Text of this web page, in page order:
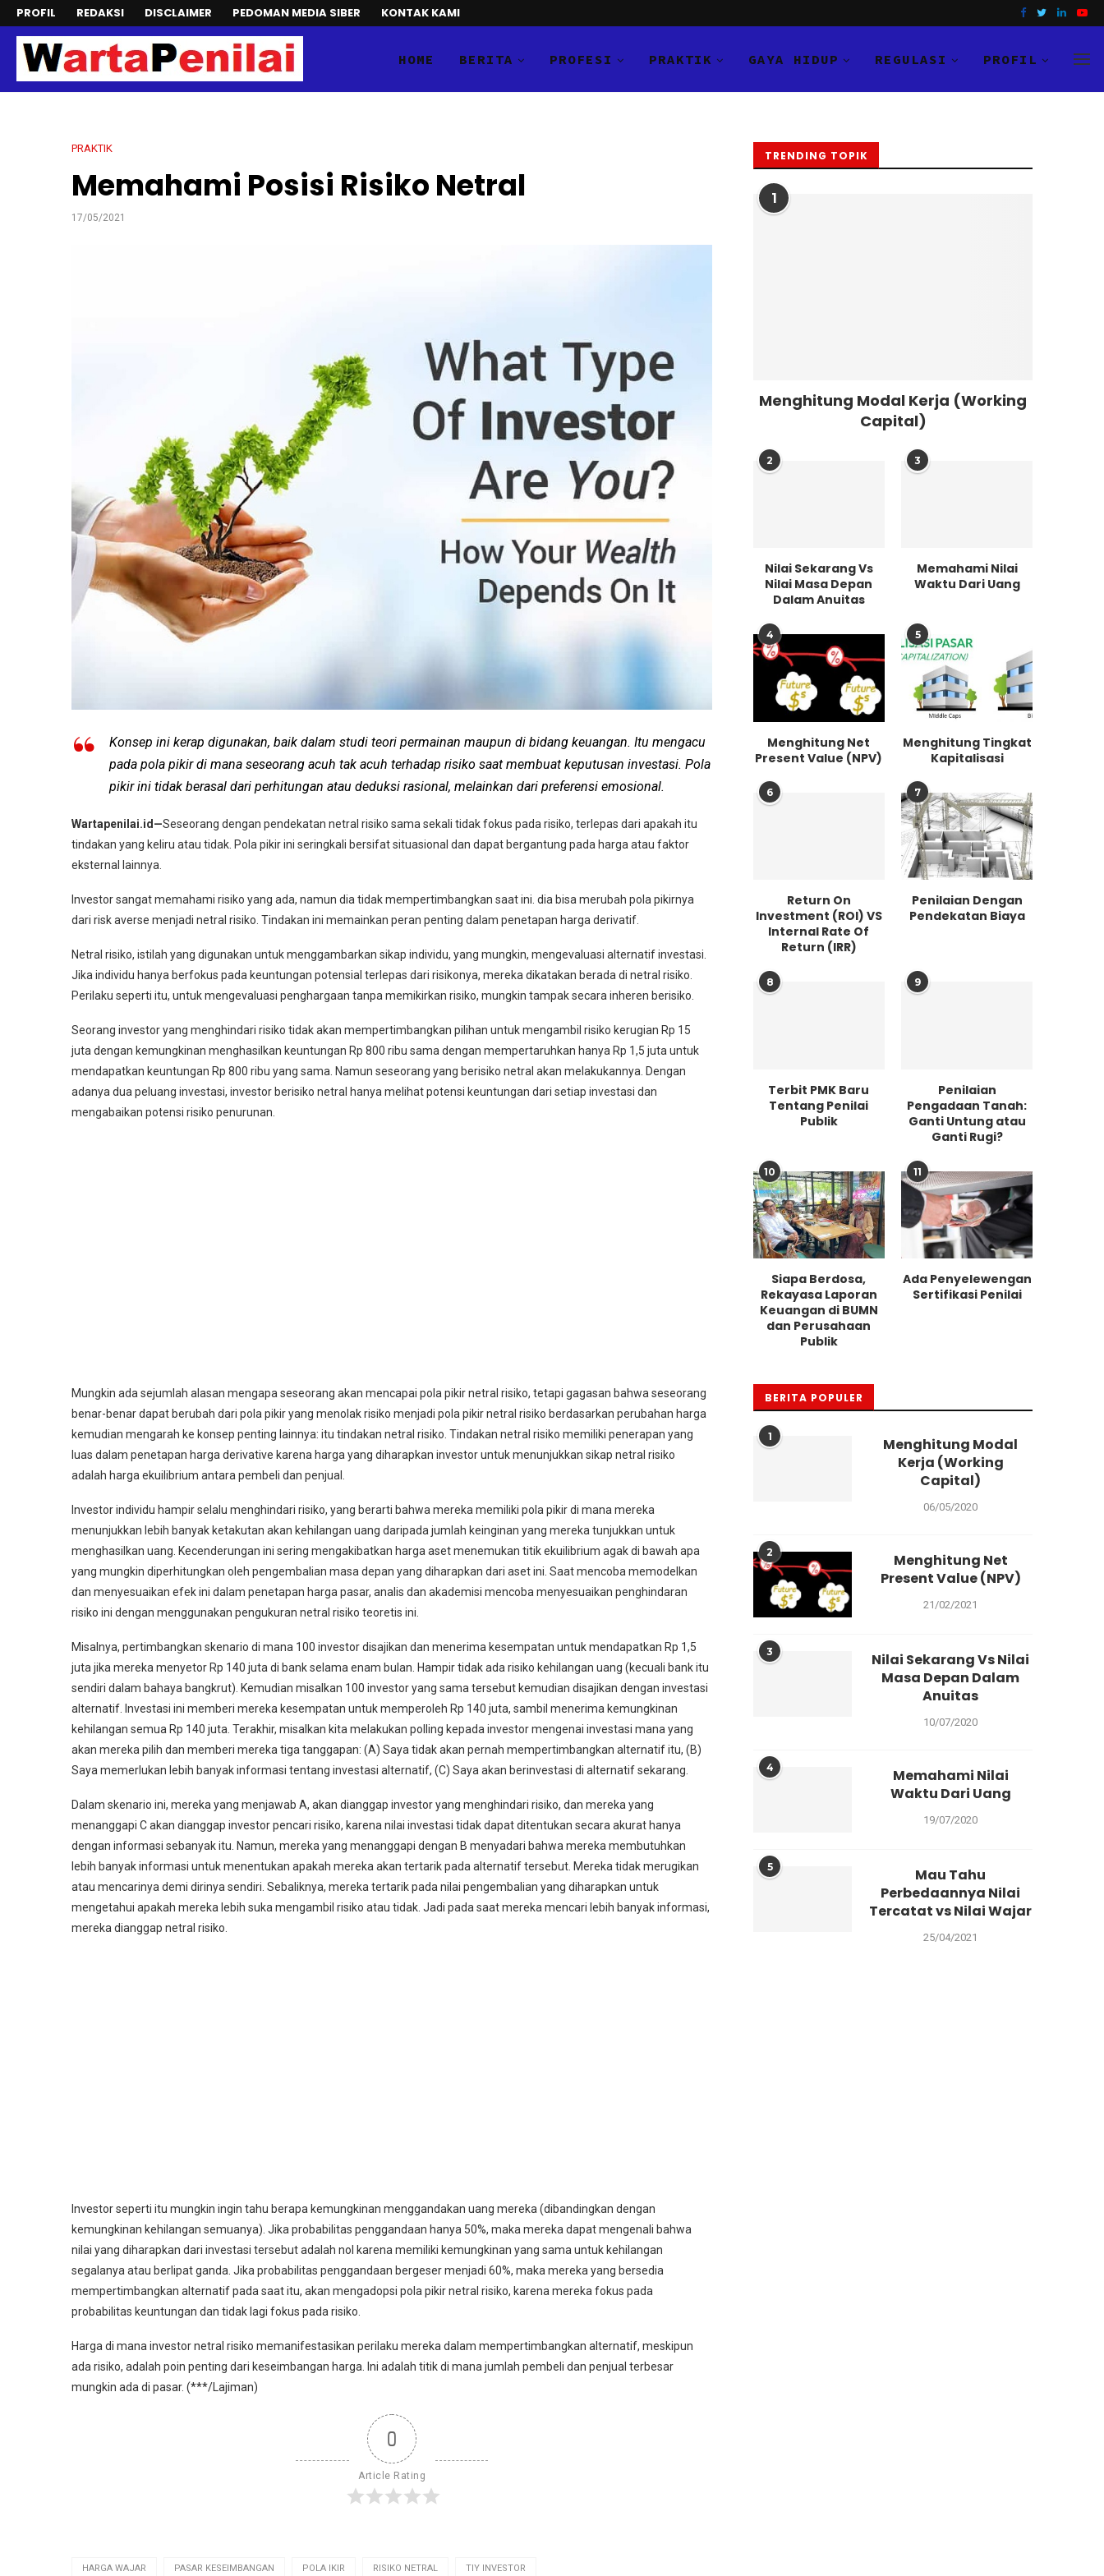
PROFIL REDAKSI DISCLAIMER PEDOMAN MEDIA SIBER KONTAK KAMI
HOME BERITA PROFESI PRAKTIK GAYA HIDUP REGULASI PROFIL
PRAKTIK
Memahami Posisi Risiko Netral
17/05/2021
Konsep ini kerap digunakan, baik dalam studi teori permainan maupun di bidang keuangan. Itu mengacu
pada pola pikir di mana seseorang acuh tak acuh terhadap risiko saat membuat keputusan investasi. Pola
pikir ini tidak berasal dari perhitungan atau deduksi rasional, melainkan dari preferensi emosional.
Wartapenilai.id—Seseorang dengan pendekatan netral risiko sama sekali tidak fokus pada risiko, terlepas dari apakah itu
tindakan yang keliru atau tidak. Pola pikir ini seringkali bersifat situasional dan dapat bergantung pada harga atau faktor
eksternal lainnya.
Investor sangat memahami risiko yang ada, namun dia tidak mempertimbangkan saat ini. dia bisa merubah pola pikirnya
dari risk averse menjadi netral risiko. Tindakan ini memainkan peran penting dalam penetapan harga derivatif.
Netral risiko, istilah yang digunakan untuk menggambarkan sikap individu, yang mungkin, mengevaluasi alternatif investasi.
Jika individu hanya berfokus pada keuntungan potensial terlepas dari risikonya, mereka dikatakan berada di netral risiko.
Perilaku seperti itu, untuk mengevaluasi penghargaan tanpa memikirkan risiko, mungkin tampak secara inheren berisiko.
Seorang investor yang menghindari risiko tidak akan mempertimbangkan pilihan untuk mengambil risiko kerugian Rp 15
juta dengan kemungkinan menghasilkan keuntungan Rp 800 ribu sama dengan mempertaruhkan hanya Rp 1,5 juta untuk
mendapatkan keuntungan Rp 800 ribu yang sama. Namun seseorang yang berisiko netral akan melakukannya. Dengan
adanya dua peluang investasi, investor berisiko netral hanya melihat potensi keuntungan dari setiap investasi dan
mengabaikan potensi risiko penurunan.
Mungkin ada sejumlah alasan mengapa seseorang akan mencapai pola pikir netral risiko, tetapi gagasan bahwa seseorang
benar-benar dapat berubah dari pola pikir yang menolak risiko menjadi pola pikir netral risiko berdasarkan perubahan harga
kemudian mengarah ke konsep penting lainnya: itu tindakan netral risiko. Tindakan netral risiko memiliki penerapan yang
luas dalam penetapan harga derivative karena harga yang diharapkan investor untuk menunjukkan sikap netral risiko
adalah harga ekuilibrium antara pembeli dan penjual.
Investor individu hampir selalu menghindari risiko, yang berarti bahwa mereka memiliki pola pikir di mana mereka
menunjukkan lebih banyak ketakutan akan kehilangan uang daripada jumlah keinginan yang mereka tunjukkan untuk
menghasilkan uang. Kecenderungan ini sering mengakibatkan harga aset menemukan titik ekuilibrium agak di bawah apa
yang mungkin diperhitungkan oleh pengembalian masa depan yang diharapkan dari aset ini. Saat mencoba memodelkan
dan menyesuaikan efek ini dalam penetapan harga pasar, analis dan akademisi mencoba menyesuaikan penghindaran
risiko ini dengan menggunakan pengukuran netral risiko teoretis ini.
Misalnya, pertimbangkan skenario di mana 100 investor disajikan dan menerima kesempatan untuk mendapatkan Rp 1,5
juta jika mereka menyetor Rp 140 juta di bank selama enam bulan. Hampir tidak ada risiko kehilangan uang (kecuali bank itu
sendiri dalam bahaya bangkrut). Kemudian misalkan 100 investor yang sama tersebut kemudian disajikan dengan investasi
alternatif. Investasi ini memberi mereka kesempatan untuk memperoleh Rp 140 juta, sambil menerima kemungkinan
kehilangan semua Rp 140 juta. Terakhir, misalkan kita melakukan polling kepada investor mengenai investasi mana yang
akan mereka pilih dan memberi mereka tiga tanggapan: (A) Saya tidak akan pernah mempertimbangkan alternatif itu, (B)
Saya memerlukan lebih banyak informasi tentang investasi alternatif, (C) Saya akan berinvestasi di alternatif sekarang.
Dalam skenario ini, mereka yang menjawab A, akan dianggap investor yang menghindari risiko, dan mereka yang
menanggapi C akan dianggap investor pencari risiko, karena nilai investasi tidak dapat ditentukan secara akurat hanya
dengan informasi sebanyak itu. Namun, mereka yang menanggapi dengan B menyadari bahwa mereka membutuhkan
lebih banyak informasi untuk menentukan apakah mereka akan tertarik pada alternatif tersebut. Mereka tidak merugikan
atau mencarinya demi dirinya sendiri. Sebaliknya, mereka tertarik pada nilai pengembalian yang diharapkan untuk
mengetahui apakah mereka lebih suka mengambil risiko atau tidak. Jadi pada saat mereka mencari lebih banyak informasi,
mereka dianggap netral risiko.
Investor seperti itu mungkin ingin tahu berapa kemungkinan menggandakan uang mereka (dibandingkan dengan
kemungkinan kehilangan semuanya). Jika probabilitas penggandaan hanya 50%, maka mereka dapat mengenali bahwa
nilai yang diharapkan dari investasi tersebut adalah nol karena memiliki kemungkinan yang sama untuk kehilangan
segalanya atau berlipat ganda. Jika probabilitas penggandaan bergeser menjadi 60%, maka mereka yang bersedia
mempertimbangkan alternatif pada saat itu, akan mengadopsi pola pikir netral risiko, karena mereka fokus pada
probabilitas keuntungan dan tidak lagi fokus pada risiko.
Harga di mana investor netral risiko memanifestasikan perilaku mereka dalam mempertimbangkan alternatif, meskipun
ada risiko, adalah poin penting dari keseimbangan harga. Ini adalah titik di mana jumlah pembeli dan penjual terbesar
mungkin ada di pasar. (***/Lajiman)
0
Article Rating
HARGA WAJAR PASAR KESEIMBANGAN POLA IKIR RISIKO NETRAL TIY INVESTOR
TRENDING TOPIK
1
Menghitung Modal Kerja (Working
Capital)
2
Nilai Sekarang Vs
Nilai Masa Depan
Dalam Anuitas
3
Memahami Nilai
Waktu Dari Uang
4
Menghitung Net
Present Value (NPV)
5
Menghitung Tingkat
Kapitalisasi
6
Return On
Investment (ROI) VS
Internal Rate Of
Return (IRR)
7
Penilaian Dengan
Pendekatan Biaya
8
Terbit PMK Baru
Tentang Penilai
Publik
9
Penilaian
Pengadaan Tanah:
Ganti Untung atau
Ganti Rugi?
10
Siapa Berdosa,
Rekayasa Laporan
Keuangan di BUMN
dan Perusahaan
Publik
11
Ada Penyelewengan
Sertifikasi Penilai
BERITA POPULER
1
Menghitung Modal
Kerja (Working
Capital)
06/05/2020
2
Menghitung Net
Present Value (NPV)
21/02/2021
3
Nilai Sekarang Vs Nilai
Masa Depan Dalam
Anuitas
10/07/2020
4
Memahami Nilai
Waktu Dari Uang
19/07/2020
5
Mau Tahu
Perbedaannya Nilai
Tercatat vs Nilai Wajar
25/04/2021